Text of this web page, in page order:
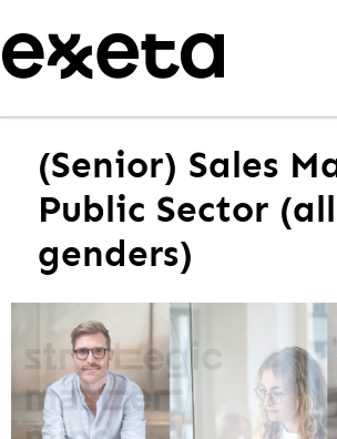
(Senior) Sales
Public Sector (all
genders)